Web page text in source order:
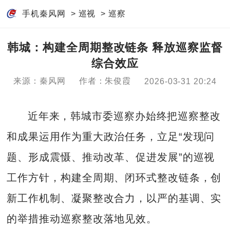
手机秦风网 > 巡视 > 巡察
韩城：构建全周期整改链条 释放巡察监督
综合效应
来源：秦风网 作者：朱俊霞 2026-03-31 20:24
近年来，韩城市委巡察办始终把巡察整改
和成果运用作为重大政治任务，立足“发现问
题、形成震慑、推动改革、促进发展”的巡视
工作方针，构建全周期、闭环式整改链条，创
新工作机制、凝聚整改合力，以严的基调、实
的举措推动巡察整改落地见效。